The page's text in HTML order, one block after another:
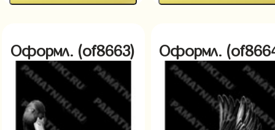
Оформл. (of8663) Оформл.